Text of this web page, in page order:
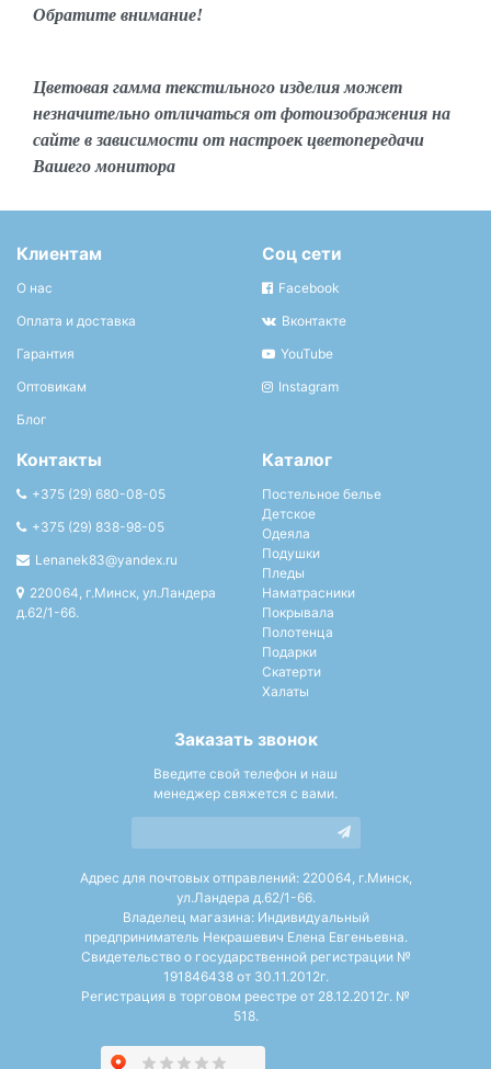
Обратите внимание!
Цветовая гамма текстильного изделия может
незначительно отличаться от фотоизображения на
сайте в зависимости от настроек цветопередачи
Вашего монитора
Клиентам
О нас
Оплата и доставка
Гарантия
Оптовикам
Блог
Соц сети
Facebook
Вконтакте
YouTube
Instagram
Контакты
+375 (29) 680-08-05
+375 (29) 838-98-05
Lenanek83@yandex.ru
220064, г.Минск, ул.Ландера
д.62/1-66.
Каталог
Постельное белье
Детское
Одеяла
Подушки
Пледы
Наматрасники
Покрывала
Полотенца
Подарки
Скатерти
Халаты
Заказать звонок
Введите свой телефон и наш
менеджер свяжется с вами.
Адрес для почтовых отправлений: 220064, г.Минск,
ул.Ландера д.62/1-66.
Владелец магазина: Индивидуальный
предприниматель Некрашевич Елена Евгеньевна.
Свидетельство о государственной регистрации №
191846438 от 30.11.2012г.
Регистрация в торговом реестре от 28.12.2012г. №
518.